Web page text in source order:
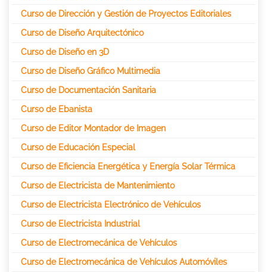
Curso de Dirección y Gestión de Proyectos Editoriales
Curso de Diseño Arquitectónico
Curso de Diseño en 3D
Curso de Diseño Gráfico Multimedia
Curso de Documentación Sanitaria
Curso de Ebanista
Curso de Editor Montador de Imagen
Curso de Educación Especial
Curso de Eficiencia Energética y Energía Solar Térmica
Curso de Electricista de Mantenimiento
Curso de Electricista Electrónico de Vehículos
Curso de Electricista Industrial
Curso de Electromecánica de Vehículos
Curso de Electromecánica de Vehículos Automóviles